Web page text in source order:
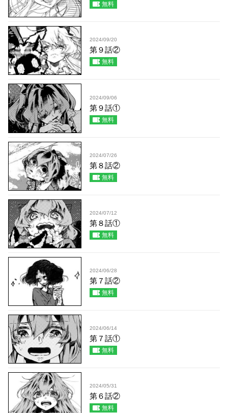
無料
2024/09/20
第９話②
無料
2024/09/06
第９話①
無料
2024/07/26
第８話②
無料
2024/07/12
第８話①
無料
2024/06/28
第７話②
無料
2024/06/14
第７話①
無料
2024/05/31
第６話②
無料